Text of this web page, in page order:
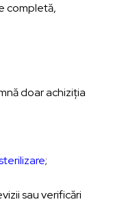
completă,
doar achiziția
;
sau verificări